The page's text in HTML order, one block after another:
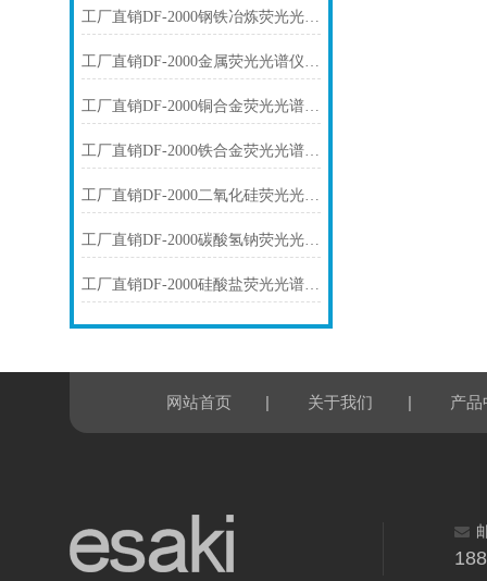
工厂直销DF-2000钢铁冶炼荧光光谱仪技术参数
工厂直销DF-2000金属荧光光谱仪技术参数
工厂直销DF-2000铜合金荧光光谱仪技术参数
工厂直销DF-2000铁合金荧光光谱仪技术参数
工厂直销DF-2000二氧化硅荧光光谱仪技术参数
工厂直销DF-2000碳酸氢钠荧光光谱仪技术参数
工厂直销DF-2000硅酸盐荧光光谱仪技术参数
网站首页 | 关于我们 | 产品